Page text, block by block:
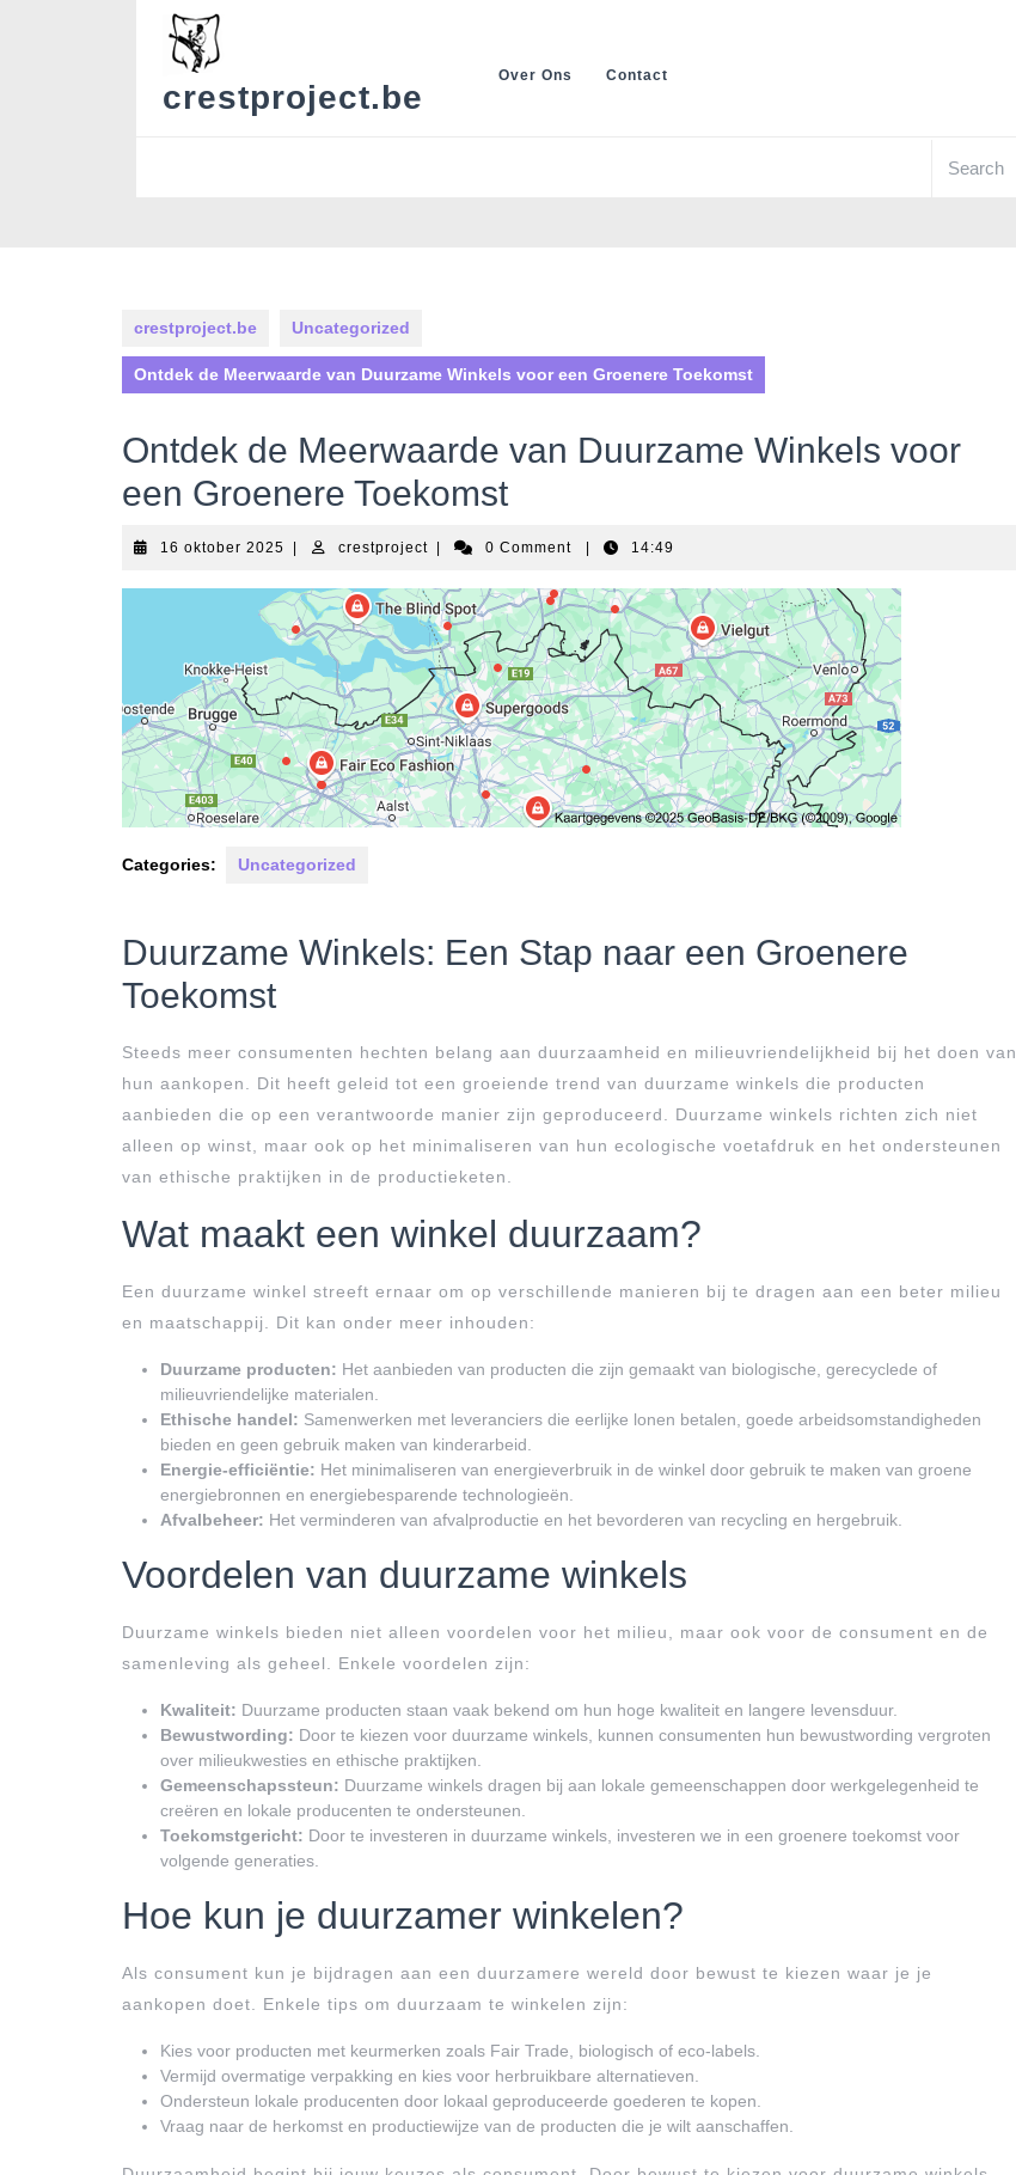
crestproject.be
Over Ons Contact
Search
crestproject.be Uncategorized
Ontdek de Meerwaarde van Duurzame Winkels voor een Groenere Toekomst
Ontdek de Meerwaarde van Duurzame Winkels voor
een Groenere Toekomst
16 oktober 2025 16
2025
crestprojectcrestproject0 Comment 14:49
Categories: Uncategorized
Duurzame Winkels: Een Stap naar een Groenere
Toekomst
Steeds meer consumenten hechten belang aan duurzaamheid en milieuvriendelijkheid bij het doen van
hun aankopen. Dit heeft geleid tot een groeiende trend van duurzame winkels die producten
aanbieden die op een verantwoorde manier zijn geproduceerd. Duurzame winkels richten zich niet
alleen op winst, maar ook op het minimaliseren van hun ecologische voetafdruk en het ondersteunen
van ethische praktijken in de productieketen.
Wat maakt een winkel duurzaam?
Een duurzame winkel streeft ernaar om op verschillende manieren bij te dragen aan een beter milieu
en maatschappij. Dit kan onder meer inhouden:
Duurzame producten: Het aanbieden van producten die zijn gemaakt van biologische, gerecyclede of
milieuvriendelijke materialen.
Ethische handel: Samenwerken met leveranciers die eerlijke lonen betalen, goede arbeidsomstandigheden
bieden en geen gebruik maken van kinderarbeid.
Energie-efficiëntie: Het minimaliseren van energieverbruik in de winkel door gebruik te maken van groene
energiebronnen en energiebesparende technologieën.
Afvalbeheer: Het verminderen van afvalproductie en het bevorderen van recycling en hergebruik.
Voordelen van duurzame winkels
Duurzame winkels bieden niet alleen voordelen voor het milieu, maar ook voor de consument en de
samenleving als geheel. Enkele voordelen zijn:
Kwaliteit: Duurzame producten staan vaak bekend om hun hoge kwaliteit en langere levensduur.
Bewustwording: Door te kiezen voor duurzame winkels, kunnen consumenten hun bewustwording vergroten
over milieukwesties en ethische praktijken.
Gemeenschapssteun: Duurzame winkels dragen bij aan lokale gemeenschappen door werkgelegenheid te
creëren en lokale producenten te ondersteunen.
Toekomstgericht: Door te investeren in duurzame winkels, investeren we in een groenere toekomst voor
volgende generaties.
Hoe kun je duurzamer winkelen?
Als consument kun je bijdragen aan een duurzamere wereld door bewust te kiezen waar je je
aankopen doet. Enkele tips om duurzaam te winkelen zijn:
Kies voor producten met keurmerken zoals Fair Trade, biologisch of eco-labels.
Vermijd overmatige verpakking en kies voor herbruikbare alternatieven.
Ondersteun lokale producenten door lokaal geproduceerde goederen te kopen.
Vraag naar de herkomst en productiewijze van de producten die je wilt aanschaffen.